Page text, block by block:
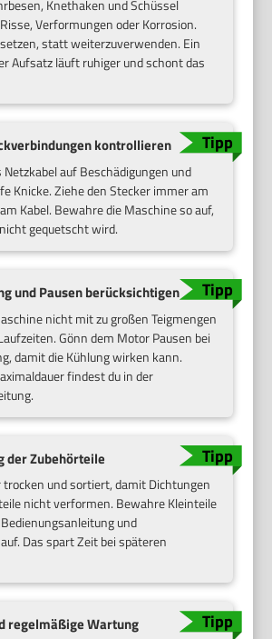
Knethaken und Schüssel
Verformungen oder Korrosion.
statt weiterzuverwenden. Ein
Aufsatz läuft ruhiger und schont das
kontrollieren
auf Beschädigungen und
Knicke. Ziehe den Stecker immer am
Kabel. Bewahre die Maschine so auf,
gequetscht wird.
und Pausen berücksichtigen
nicht mit zu großen Teigmengen
Gönn dem Motor Pausen bei
damit die Kühlung wirken kann.
findest du in der
der Zubehörteile
trocken und sortiert, damit Dichtungen
nicht verformen. Bewahre Kleinteile
und
Das spart Zeit bei späteren
regelmäßige Wartung